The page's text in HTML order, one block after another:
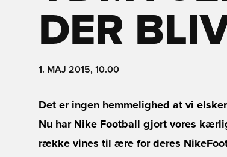
DER
1. MAJ 2015, 10.00
Det er ingen hemmelighed at vi
Nu har Nike Football gjort vores
række vines til ære for deres